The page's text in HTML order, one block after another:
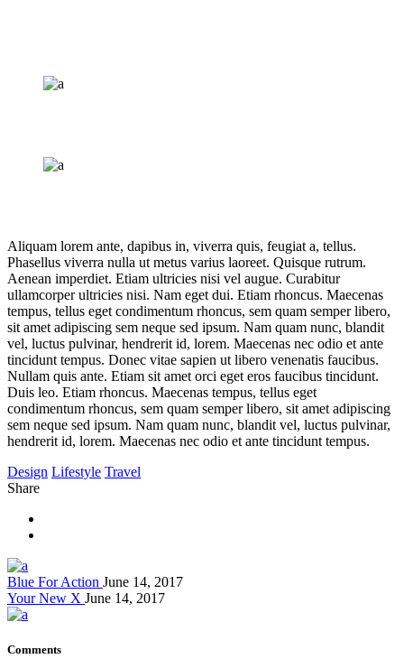
Aliquam lorem ante, dapibus in, viverra quis, feugiat a, tellus.
Phasellus viverra nulla ut metus varius laoreet. Quisque rutrum.
Aenean imperdiet. Etiam ultricies nisi vel augue. Curabitur
ullamcorper ultricies nisi. Nam eget dui. Etiam rhoncus. Maecenas
tempus, tellus eget condimentum rhoncus, sem quam semper libero,
sit amet adipiscing sem neque sed ipsum. Nam quam nunc, blandit
vel, luctus pulvinar, hendrerit id, lorem. Maecenas nec odio et ante
tincidunt tempus. Donec vitae sapien ut libero venenatis faucibus.
Nullam quis ante. Etiam sit amet orci eget eros faucibus tincidunt.
Duis leo. Etiam rhoncus. Maecenas tempus, tellus eget
condimentum rhoncus, sem quam semper libero, sit amet adipiscing
sem neque sed ipsum. Nam quam nunc, blandit vel, luctus pulvinar,
hendrerit id, lorem. Maecenas nec odio et ante tincidunt tempus.
Design Lifestyle Travel
Share
Blue For Action June 14, 2017
Your New X June 14, 2017
Comments